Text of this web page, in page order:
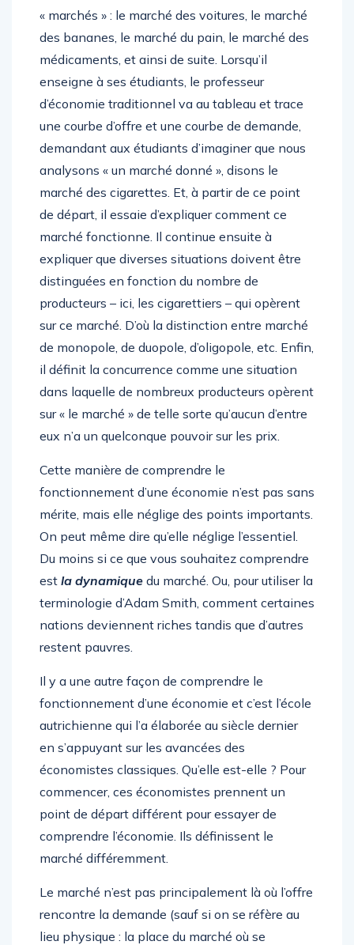
« marchés » : le marché des voitures, le marché
des bananes, le marché du pain, le marché des
médicaments, et ainsi de suite. Lorsqu’il
enseigne à ses étudiants, le professeur
d’économie traditionnel va au tableau et trace
une courbe d’offre et une courbe de demande,
demandant aux étudiants d’imaginer que nous
analysons « un marché donné », disons le
marché des cigarettes. Et, à partir de ce point
de départ, il essaie d’expliquer comment ce
marché fonctionne. Il continue ensuite à
expliquer que diverses situations doivent être
distinguées en fonction du nombre de
producteurs – ici, les cigarettiers – qui opèrent
sur ce marché. D’où la distinction entre marché
de monopole, de duopole, d’oligopole, etc. Enfin,
il définit la concurrence comme une situation
dans laquelle de nombreux producteurs opèrent
sur « le marché » de telle sorte qu’aucun d’entre
eux n’a un quelconque pouvoir sur les prix.
Cette manière de comprendre le
fonctionnement d’une économie n’est pas sans
mérite, mais elle néglige des points importants.
On peut même dire qu’elle néglige l’essentiel.
Du moins si ce que vous souhaitez comprendre
est la dynamique du marché. Ou, pour utiliser la
terminologie d’Adam Smith, comment certaines
nations deviennent riches tandis que d’autres
restent pauvres.
Il y a une autre façon de comprendre le
fonctionnement d’une économie et c’est l’école
autrichienne qui l’a élaborée au siècle dernier
en s’appuyant sur les avancées des
économistes classiques. Qu’elle est-elle ? Pour
commencer, ces économistes prennent un
point de départ différent pour essayer de
comprendre l’économie. Ils définissent le
marché différemment.
Le marché n’est pas principalement là où l’offre
rencontre la demande (sauf si on se réfère au
lieu physique : la place du marché où se